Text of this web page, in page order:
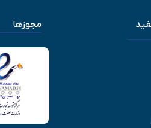
مجوزها